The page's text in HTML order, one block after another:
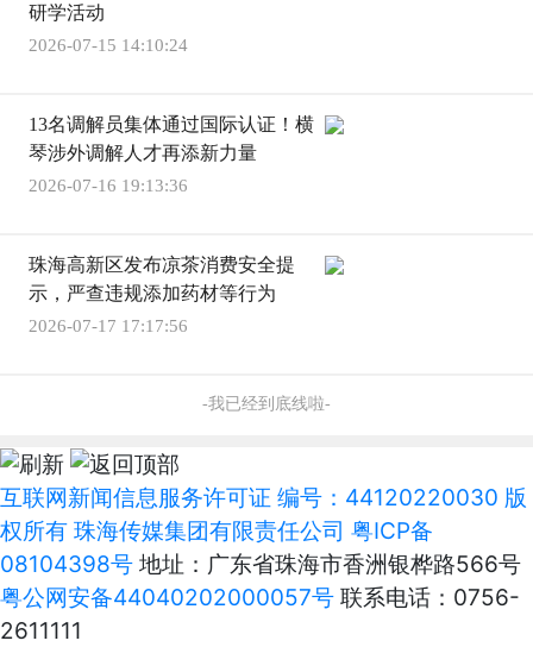
研学活动
2026-07-15 14:10:24
13名调解员集体通过国际认证！横
琴涉外调解人才再添新力量
2026-07-16 19:13:36
珠海高新区发布凉茶消费安全提
示，严查违规添加药材等行为
2026-07-17 17:17:56
-我已经到底线啦-
互联网新闻信息服务许可证 编号：44120220030 版
权所有 珠海传媒集团有限责任公司 粤ICP备
08104398号 地址：广东省珠海市香洲银桦路566号
粤公网安备44040202000057号 联系电话：0756-
2611111